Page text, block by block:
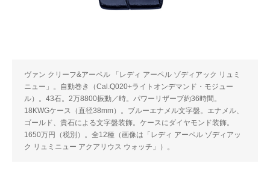
ヴァン クリーフ&アーペル 「レディ アーペル ゾディアック リュミ
ニュー」。自動巻き（Cal.Q020+ライトオンデマンド・モジュー
ル）。43石。2万8800振動／時。パワーリザーブ約36時間。
18KWGケース（直径38mm）。ブルーエナメル文字盤。エナメル、
ゴールド、貴石による文字盤装飾。ケースにダイヤモンド装飾。
1650万円（税別）。全12種（画像は「レディ アーペル ゾディアッ
ク リュミニュー アクアリウス ウォッチ」）。